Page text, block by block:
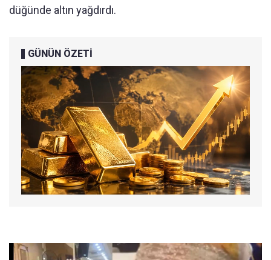
düğünde altın yağdırdı.
GÜNÜN ÖZETİ